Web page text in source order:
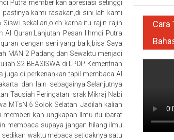
Putra memberikan apresiasi setinggi
kami rasakan,di sini lah kami
sekalian,oleh karna itu rajin rajin
Quran.Lanjutan Pesan Ilhmdi Putra
dengan seni yang baik,bisa Saya
MAN 2 Padang dan Sewaktu menjadi
S2 BEASISWA di LPDP Kementrian
juga di perkenankan tapil membaca Al
dan lain sebagainya.Selanjutnya
Tausiah Peringatan Israk Mikraj Nabi
MTsN 6 Solok Selatan Jadilah kalian
memberi kan ungkapan Ilmu itu ibarat
membaca supaya jangan hilang ilmu
waktu mebaca setidaknya satu
Cara